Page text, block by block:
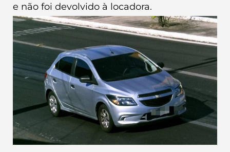
e não foi devolvido à locadora.